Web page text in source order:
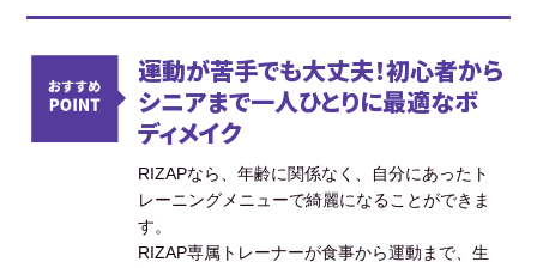
運動が苦手でも大丈夫！初心者から
シニアまで一人ひとりに最適なボ
ディメイク
RIZAPなら、年齢に関係なく、自分にあったト
レーニングメニューで綺麗になることができま
す。
RIZAP専属トレーナーが食事から運動まで、生